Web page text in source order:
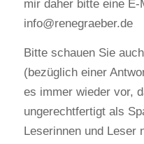
mir daher bitte eine E-
info@renegraeber.de
Bitte schauen Sie
(bezüglich einer
es immer wieder vor,
ungerechtfertigt als
Leserinnen und Leser